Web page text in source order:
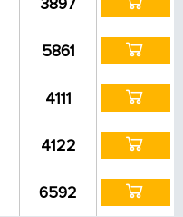
5861
4111
4122
6592